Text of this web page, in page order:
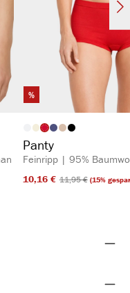
%
Artikelfarbe
Panty
Feinripp | 95%
10,16 €​ 11,95 €​(15%